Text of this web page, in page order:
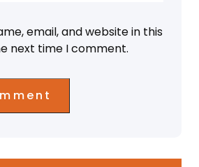
email, and website in this
next time I comment.